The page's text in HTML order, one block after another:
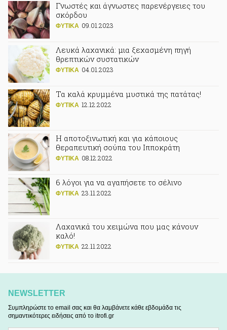
Γνωστές και άγνωστες παρενέργειες του
σκόρδου
ΦΥΤΙΚA 09.01.2023
Λευκά λαχανικά: μια ξεχασμένη πηγή
θρεπτικών συστατικών
ΦΥΤΙΚA 04.01.2023
Τα καλά κρυμμένα μυστικά της πατάτας!
ΦΥΤΙΚA 12.12.2022
Η αποτοξινωτική και για κάποιους
θεραπευτική σούπα του Ιπποκράτη
ΦΥΤΙΚA 08.12.2022
6 λόγοι για να αγαπήσετε το σέλινο
ΦΥΤΙΚA 23.11.2022
Λαχανικά του χειμώνα που μας κάνουν
καλό!
ΦΥΤΙΚA 22.11.2022
NEWSLETTER
Συμπληρώστε το email σας και θα λαμβάνετε κάθε εβδομάδα τις
σημαντικότερες ειδήσεις από το itrofi.gr